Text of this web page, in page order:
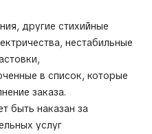
другие стихийные
нестабильные
в список, которые
заказа.
быть наказан за
услуг